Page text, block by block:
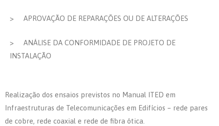
> APROVAÇÃO DE REPARAÇÕES OU DE ALTERAÇÕES
> ANÁLISE DA CONFORMIDADE DE PROJETO DE
INSTALAÇÃO
Realização dos ensaios previstos no Manual ITED em
Infraestruturas de Telecomunicações em Edifícios – rede pares
de cobre, rede coaxial e rede de fibra ótica.